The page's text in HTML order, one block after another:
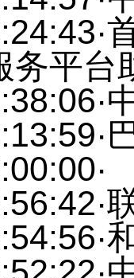
·
务平
·
·
·
·
·